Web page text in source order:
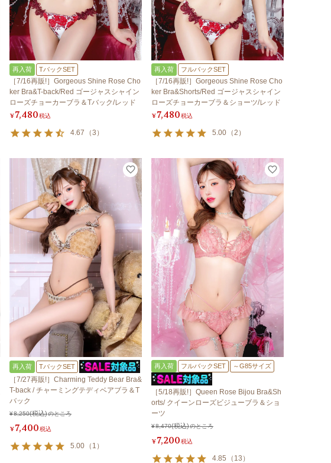
再入荷 TバックSET
［7/16再販!］Gorgeous Shine Rose Cho
ker Bra&T-back/Red ゴージャスシャイン
ローズチョーカーブラ＆Tバック/レッド
¥7,480税込
4.67 （3 ）
再入荷 フルバックSET
［7/16再販!］Gorgeous Shine Rose Cho
ker Bra&Shorts/Red ゴージャスシャイン
ローズチョーカーブラ＆ショーツ/レッド
¥7,480税込
5.00 （2 ）
再入荷 TバックSET
［7/27再販!］Charming Teddy Bear Bra&
T-back / チャーミングテディベアブラ＆T
バック
¥8,250 のところ
¥7,400税込
5.00 （ 1 ）
再入荷 フルバックSET ～G85サイズ
［5/18再販!］Queen Rose Bijou Bra&Sh
orts/ クイーンローズビジューブラ＆ショ
ーツ
¥8,470 のところ
¥7,200税込
4.85 （ 13 ）